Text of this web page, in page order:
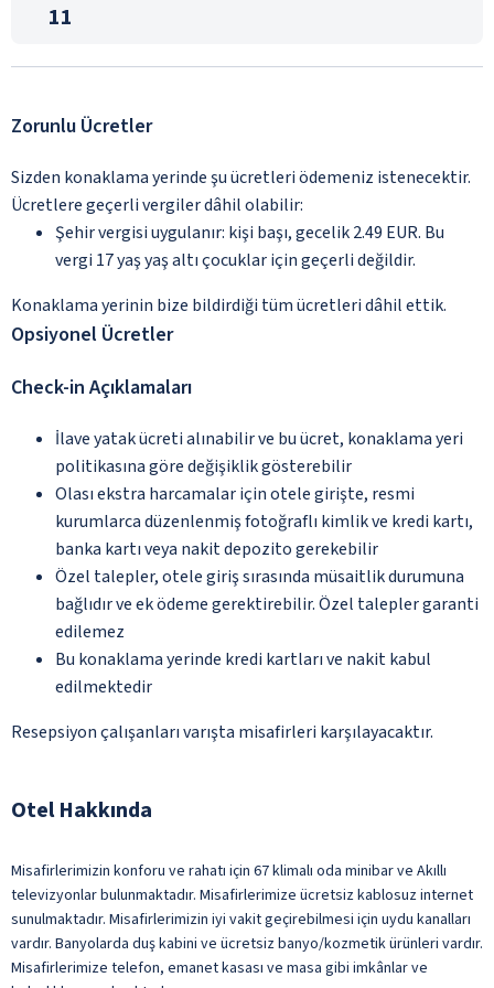
11
Zorunlu Ücretler
Sizden konaklama yerinde şu ücretleri ödemeniz istenecektir.
Ücretlere geçerli vergiler dâhil olabilir:
Şehir vergisi uygulanır: kişi başı, gecelik 2.49 EUR. Bu
vergi 17 yaş yaş altı çocuklar için geçerli değildir.
Konaklama yerinin bize bildirdiği tüm ücretleri dâhil ettik.
Opsiyonel Ücretler
Check-in Açıklamaları
İlave yatak ücreti alınabilir ve bu ücret, konaklama yeri
politikasına göre değişiklik gösterebilir
Olası ekstra harcamalar için otele girişte, resmi
kurumlarca düzenlenmiş fotoğraflı kimlik ve kredi kartı,
banka kartı veya nakit depozito gerekebilir
Özel talepler, otele giriş sırasında müsaitlik durumuna
bağlıdır ve ek ödeme gerektirebilir. Özel talepler garanti
edilemez
Bu konaklama yerinde kredi kartları ve nakit kabul
edilmektedir
Resepsiyon çalışanları varışta misafirleri karşılayacaktır.
Otel Hakkında
Misafirlerimizin konforu ve rahatı için 67 klimalı oda minibar ve Akıllı
televizyonlar bulunmaktadır. Misafirlerimize ücretsiz kablosuz internet
sunulmaktadır. Misafirlerimizin iyi vakit geçirebilmesi için uydu kanalları
vardır. Banyolarda duş kabini ve ücretsiz banyo/kozmetik ürünleri vardır.
Misafirlerimize telefon, emanet kasası ve masa gibi imkânlar ve